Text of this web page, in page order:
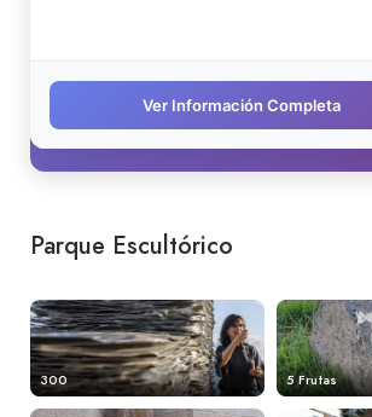
Parque Escultórico
300 5 Frutas